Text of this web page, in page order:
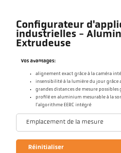
Configurateur
industrielles -
Extrudeuse
Vos avantages:
alignement exact grâce à la caméra
insensibilité à la lumière du jour grâce
grandes distances de mesure
profilé en aluminium mesurable à la
l'algorithme EERC intégré
Emplacement de la mesure
Réinitialiser